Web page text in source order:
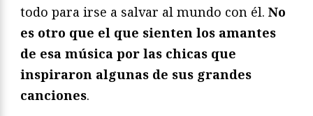
todo para irse a salvar al mundo con él. No
es otro que el que sienten los amantes
de esa música por las chicas que
inspiraron algunas de sus grandes
canciones.